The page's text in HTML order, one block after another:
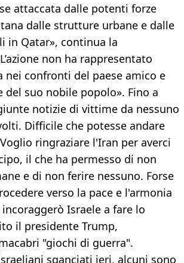
attaccata dalle potenti forze
dalle strutture urbane e dalle
in Qatar», continua la
non ha rappresentato
nei confronti del paese amico e
del suo nobile popolo». Fino a
notizie di vittime da nessuno
Difficile che potesse andare
ringraziare l'Iran per averci
il che ha permesso di non
e di non ferire nessuno. Forse
verso la pace e l'armonia
Israele a fare lo
il presidente Trump,
"giochi di guerra".
sganciati ieri, alcuni sono